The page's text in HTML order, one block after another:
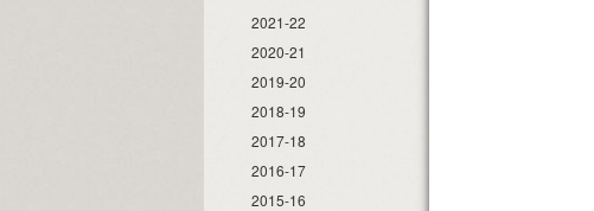
2021-22
2020-21
2019-20
2018-19
2017-18
2016-17
2015-16